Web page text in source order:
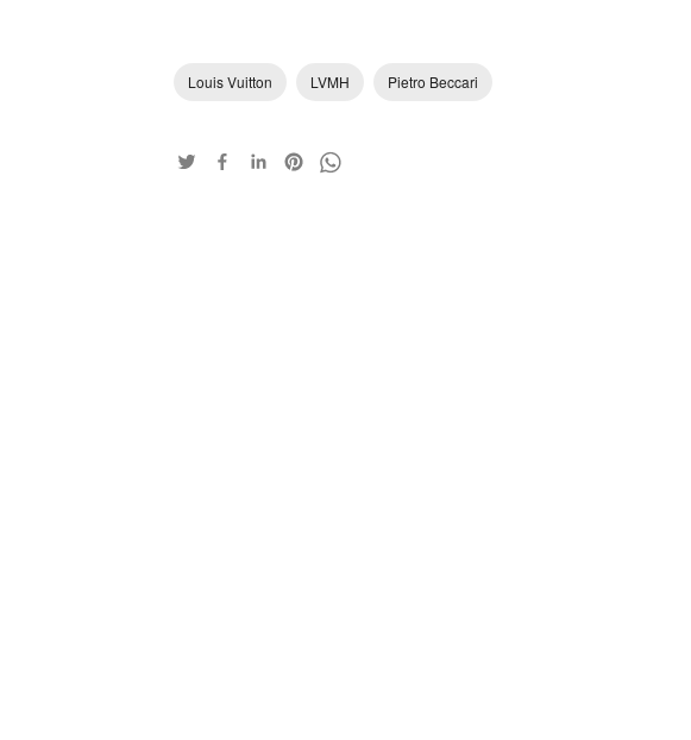
Louis Vuitton LVMH Pietro Beccari